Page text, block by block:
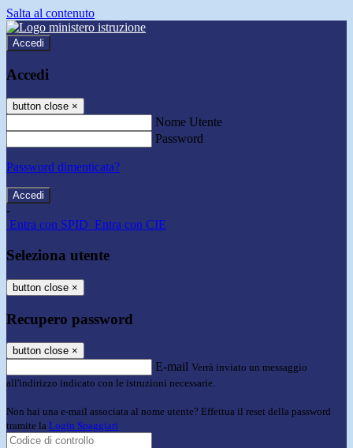
Salta al contenuto
Accedi
Accedi
button close ×
Nome Utente
Password
Password dimenticata?
-
Entra con SPID Entra con CIE
Seleziona utente
button close ×
Recupero password
button close ×
E-mail Verrà inviato un messaggio
all'indirizzo indicato con le istruzioni necessarie.
Non hai una e-mail associata al nome utente? Effettua il reset della password
tramite la Login Spaggiari